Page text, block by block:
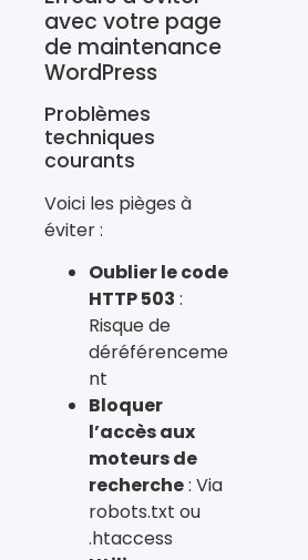
avec votre page
de maintenance
WordPress
Problèmes
techniques
courants
Voici les pièges à
éviter :
Oublier le code
HTTP 503 :
Risque de
déréférenceme
nt
Bloquer
l’accès aux
moteurs de
recherche: Via
robots.txt ou
.htaccess